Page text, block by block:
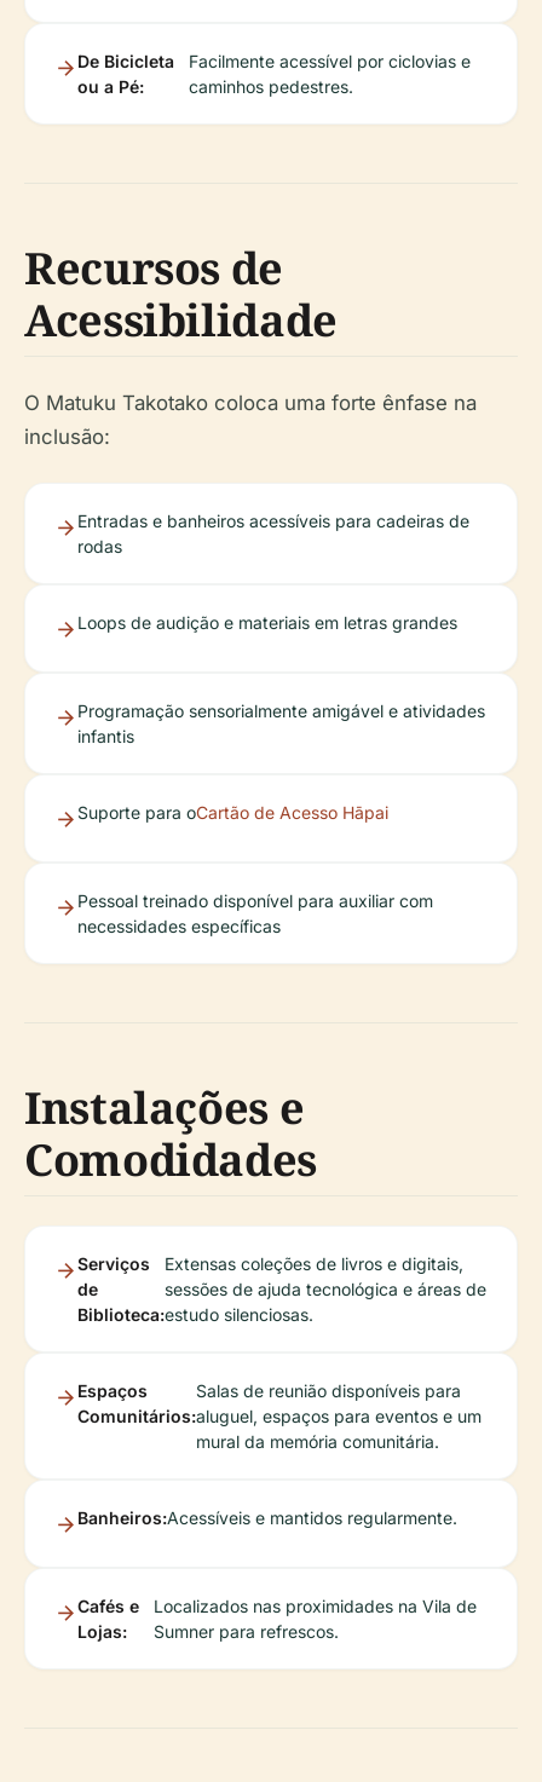
De Bicicleta
ou a Pé:
Facilmente acessível por ciclovias e
caminhos pedestres.
Recursos de
Acessibilidade
O Matuku Takotako coloca uma forte ênfase na
inclusão:
Entradas e banheiros acessíveis para cadeiras de
rodas
Loops de audição e materiais em letras grandes
Programação sensorialmente amigável e atividades
infantis
Suporte para oCartão de Acesso Hāpai
Pessoal treinado disponível para auxiliar com
necessidades específicas
Instalações e
Comodidades
Serviços
de
Biblioteca:
Extensas coleções de livros e digitais,
sessões de ajuda tecnológica e áreas de
estudo silenciosas.
Espaços
Comunitários:
Salas de reunião disponíveis para
aluguel, espaços para eventos e um
mural da memória comunitária.
Banheiros:Acessíveis e mantidos regularmente.
Cafés e
Lojas:
Localizados nas proximidades na Vila de
Sumner para refrescos.